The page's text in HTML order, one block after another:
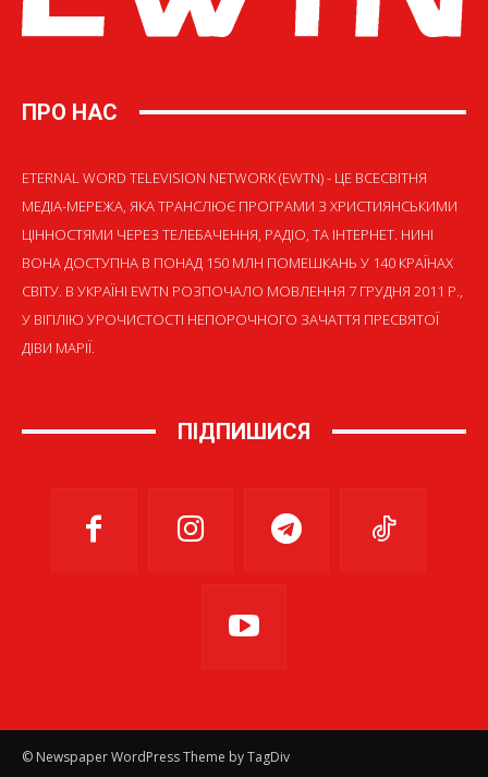
ПРО НАС
ETERNAL WORD TELEVISION NETWORK (EWTN) - ЦЕ ВСЕСВІТНЯ
МЕДІА-МЕРЕЖА, ЯКА ТРАНСЛЮЄ ПРОГРАМИ З ХРИСТИЯНСЬКИМИ
ЦІННОСТЯМИ ЧЕРЕЗ ТЕЛЕБАЧЕННЯ, РАДІО, ТА ІНТЕРНЕТ. НИНІ
ВОНА ДОСТУПНА В ПОНАД 150 МЛН ПОМЕШКАНЬ У 140 КРАЇНАХ
СВІТУ. В УКРАЇНІ EWTN РОЗПОЧАЛО МОВЛЕННЯ 7 ГРУДНЯ 2011 Р.,
У ВІГІЛІЮ УРОЧИСТОСТІ НЕПОРОЧНОГО ЗАЧАТТЯ ПРЕСВЯТОЇ
ДІВИ МАРІЇ.
ПІДПИШИСЯ
© Newspaper WordPress Theme by TagDiv